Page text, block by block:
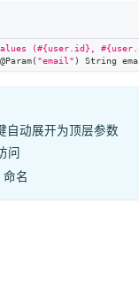
(#{user.id},
@Param( "email" ) String
动展开为顶层参数
问
命名